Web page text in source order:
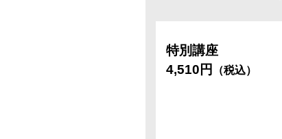
特別講座
4,510円
（税込）